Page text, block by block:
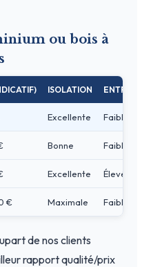
ou bois à
ISOLATION ENTRETIEN
Excellente Faible
Bonne Faible
Excellente Élevé
€ Maximale Faible
de nos clients
rapport qualité/prix